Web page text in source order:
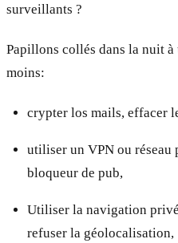
surveillants ?
Papillons collés dans la nuit
moins:
crypter los mails, effacer
utiliser un VPN ou
bloqueur de pub,
Utiliser la navigation
refuser la géolocalisation,